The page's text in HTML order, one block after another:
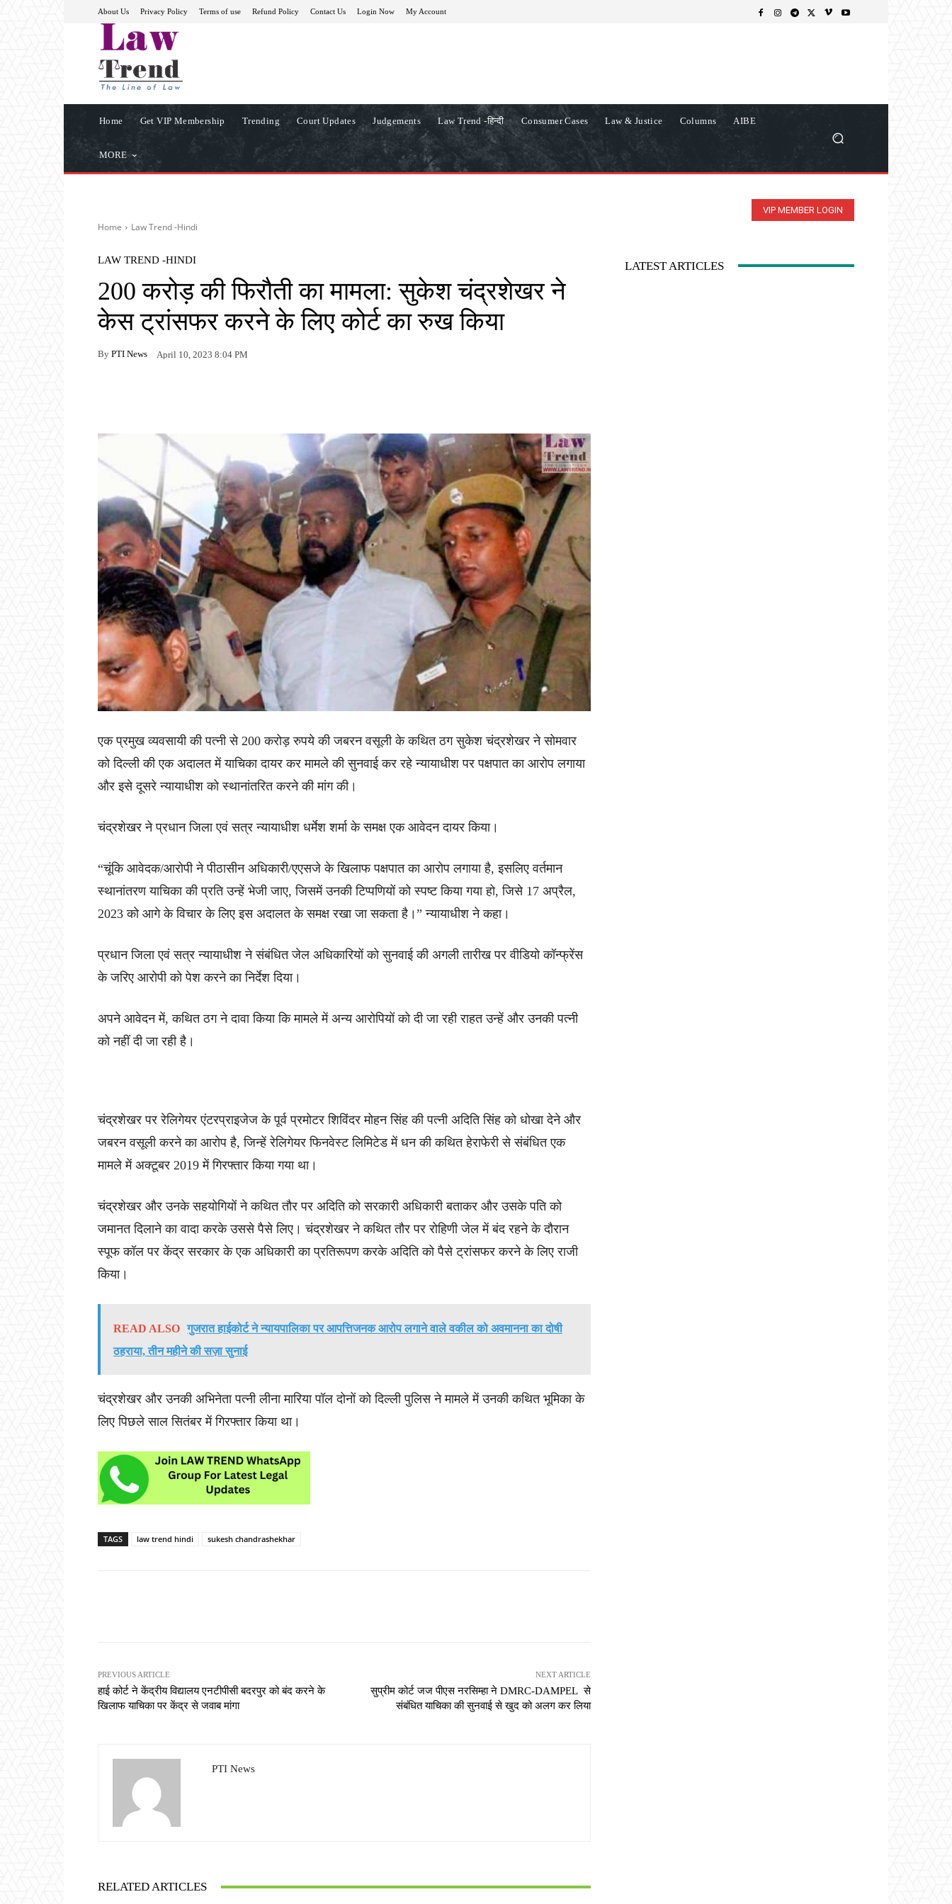
About Us Privacy Policy Terms of use Refund Policy Contact Us Login Now My Account
Home Get VIP Membership Trending Court Updates Judgements Law Trend -हिन्दी Consumer Cases Law & Justice Columns AIBE
MORE
VIP MEMBER LOGIN
Home Law Trend -Hindi
LAW TREND -HINDI
200 करोड़ की फिरौती का मामला: सुकेश चंद्रशेखर ने
केस ट्रांसफर करने के लिए कोर्ट का रुख किया
By PTI News April 10, 2023 8:04 PM
एक प्रमुख व्यवसायी की पत्नी से 200 करोड़ रुपये की जबरन वसूली के कथित ठग सुकेश चंद्रशेखर ने सोमवार
को दिल्ली की एक अदालत में याचिका दायर कर मामले की सुनवाई कर रहे न्यायाधीश पर पक्षपात का आरोप लगाया
और इसे दूसरे न्यायाधीश को स्थानांतरित करने की मांग की।
चंद्रशेखर ने प्रधान जिला एवं सत्र न्यायाधीश धर्मेश शर्मा के समक्ष एक आवेदन दायर किया।
“चूंकि आवेदक/आरोपी ने पीठासीन अधिकारी/एएसजे के खिलाफ पक्षपात का आरोप लगाया है, इसलिए वर्तमान
स्थानांतरण याचिका की प्रति उन्हें भेजी जाए, जिसमें उनकी टिप्पणियों को स्पष्ट किया गया हो, जिसे 17 अप्रैल,
2023 को आगे के विचार के लिए इस अदालत के समक्ष रखा जा सकता है।” न्यायाधीश ने कहा।
प्रधान जिला एवं सत्र न्यायाधीश ने संबंधित जेल अधिकारियों को सुनवाई की अगली तारीख पर वीडियो कॉन्फ्रेंस
के जरिए आरोपी को पेश करने का निर्देश दिया।
अपने आवेदन में, कथित ठग ने दावा किया कि मामले में अन्य आरोपियों को दी जा रही राहत उन्हें और उनकी पत्नी
को नहीं दी जा रही है।
चंद्रशेखर पर रेलिगेयर एंटरप्राइजेज के पूर्व प्रमोटर शिविंदर मोहन सिंह की पत्नी अदिति सिंह को धोखा देने और
जबरन वसूली करने का आरोप है, जिन्हें रेलिगेयर फिनवेस्ट लिमिटेड में धन की कथित हेराफेरी से संबंधित एक
मामले में अक्टूबर 2019 में गिरफ्तार किया गया था।
चंद्रशेखर और उनके सहयोगियों ने कथित तौर पर अदिति को सरकारी अधिकारी बताकर और उसके पति को
जमानत दिलाने का वादा करके उससे पैसे लिए। चंद्रशेखर ने कथित तौर पर रोहिणी जेल में बंद रहने के दौरान
स्पूफ कॉल पर केंद्र सरकार के एक अधिकारी का प्रतिरूपण करके अदिति को पैसे ट्रांसफर करने के लिए राजी
किया।
READ ALSO गुजरात हाईकोर्ट ने न्यायपालिका पर आपत्तिजनक आरोप लगाने वाले वकील को अवमानना का दोषी
ठहराया, तीन महीने की सज़ा सुनाई
चंद्रशेखर और उनकी अभिनेता पत्नी लीना मारिया पॉल दोनों को दिल्ली पुलिस ने मामले में उनकी कथित भूमिका के
लिए पिछले साल सितंबर में गिरफ्तार किया था।
TAGS law trend hindi sukesh chandrashekhar
PREVIOUS ARTICLE
हाई कोर्ट ने केंद्रीय विद्यालय एनटीपीसी बदरपुर को बंद करने के
खिलाफ याचिका पर केंद्र से जवाब मांगा
NEXT ARTICLE
सुप्रीम कोर्ट जज पीएस नरसिम्हा ने DMRC-DAMPEL से
संबंधित याचिका की सुनवाई से खुद को अलग कर लिया
PTI News
RELATED ARTICLES
LATEST ARTICLES